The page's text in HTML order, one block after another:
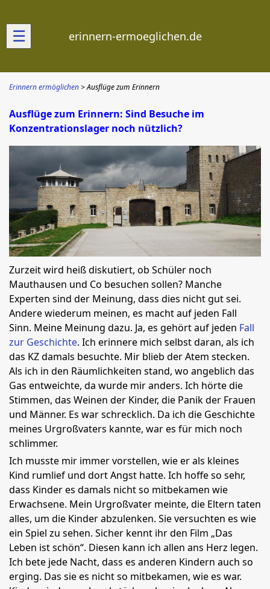
☰ erinnern-ermoeglichen.de
Erinnern ermöglichen Ausflüge zum Erinnern
Ausflüge zum Erinnern: Sind Besuche im
Konzentrationslager noch nützlich?
Zurzeit wird heiß diskutiert, ob Schüler noch
Mauthausen und Co besuchen sollen? Manche
Experten sind der Meinung, dass dies nicht gut sei.
Andere wiederum meinen, es macht auf jeden Fall
Sinn. Meine Meinung dazu. Ja, es gehört auf jeden Fall
zur Geschichte. Ich erinnere mich selbst daran, als ich
das KZ damals besuchte. Mir blieb der Atem stecken.
Als ich in den Räumlichkeiten stand, wo angeblich das
Gas entweichte, da wurde mir anders. Ich hörte die
Stimmen, das Weinen der Kinder, die Panik der Frauen
und Männer. Es war schrecklich. Da ich die Geschichte
meines Urgroßvaters kannte, war es für mich noch
schlimmer.
Ich musste mir immer vorstellen, wie er als kleines
Kind rumlief und dort Angst hatte. Ich hoffe so sehr,
dass Kinder es damals nicht so mitbekamen wie
Erwachsene. Mein Urgroßvater meinte, die Eltern taten
alles, um die Kinder abzulenken. Sie versuchten es wie
ein Spiel zu sehen. Sicher kennt ihr den Film „Das
Leben ist schön“. Diesen kann ich allen ans Herz legen.
Ich bete jede Nacht, dass es anderen Kindern auch so
erging. Das sie es nicht so mitbekamen, wie es war.